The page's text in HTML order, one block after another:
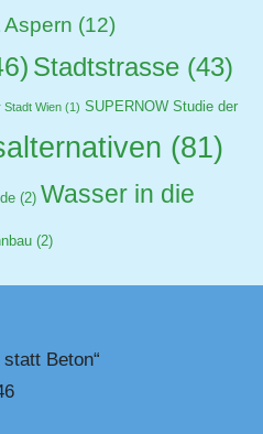
(12)
Stadtstrasse (43)
Stadt Wien (1) SUPERNOW Studie der
(81)
(2) Wasser in die
(2)
Beton“